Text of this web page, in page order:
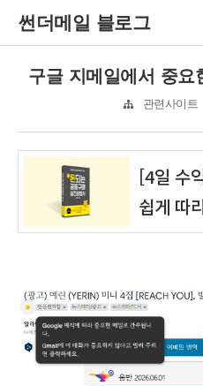
썬더메일 블로그
구글 지메일에서 중요
관련사이트